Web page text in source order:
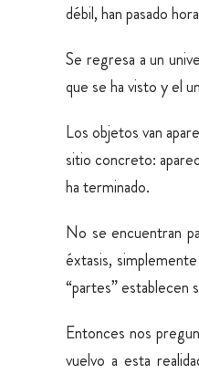
débil, han pasado
Se regresa a un
que se ha visto y el
Los objetos van
sitio concreto:
ha terminado.
No se encuentran
éxtasis,
“partes” establecen
Entonces nos
vuelvo a esta